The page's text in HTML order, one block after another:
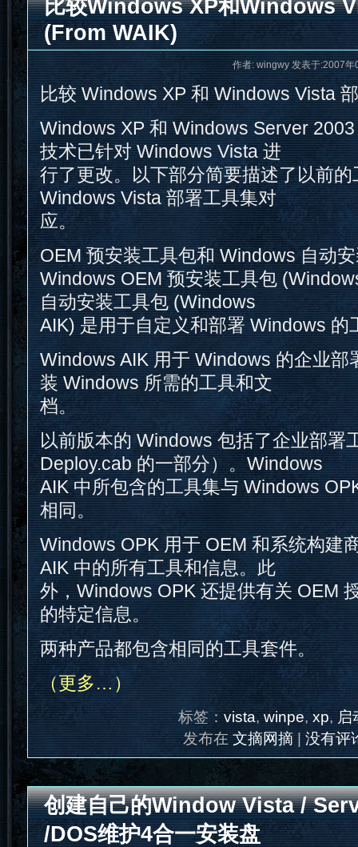
比较Windows XP和Windows
(From WAIK)
作者: wingwy 发表于:2007
比较 Windows XP 和 Windows Vista
Windows XP 和 Windows Server
技术已针对 Windows Vista 进
行了更改。以下部分简要描述了以前
Windows Vista 部署工具集对
应。
OEM 预安装工具包和 Windows 自动
Windows OEM 预安装工具包
自动安装工具包 (Windows
AIK) 是用于自定义和部署 Windows 的
Windows AIK 用于 Windows 的企业部
装 Windows 所需的工具和文
档。
以前版本的 Windows 包括了企业部署
Deploy.cab 的一部分）。Windows
AIK 中所包含的工具集与 Windows
相同。
Windows OPK 用于 OEM 和系统构建
AIK 中的所有工具和信息。此
外，Windows OPK 还提供有关 OEM
的特定信息。
两种产品都包含相同的工具套件。
（更多…）
标签：vista,winpe,xp, 启
发布在 文摘网摘| 没有评
创建自己的Window Vista /
/DOS维护4合一安装盘